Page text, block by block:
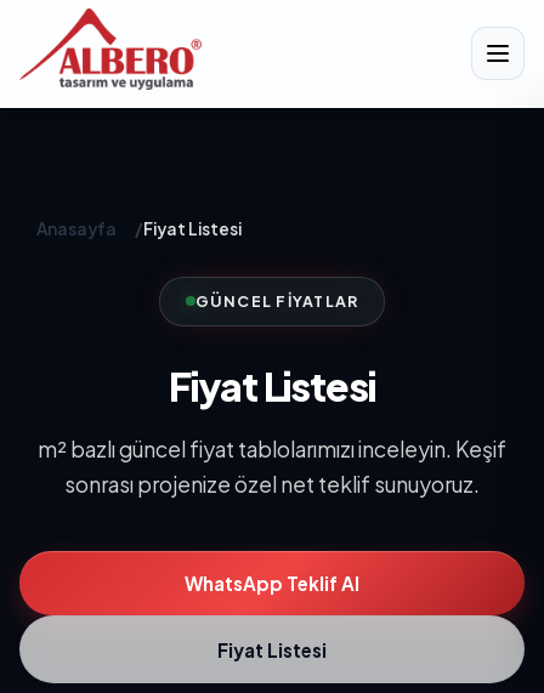
Anasayfa /Fiyat Listesi
GÜNCEL FIYATLAR
Fiyat Listesi
m² bazlı güncel fiyat tablolarımızı inceleyin. Keşif
sonrası projenize özel net teklif sunuyoruz.
WhatsApp Teklif Al
Fiyat Listesi